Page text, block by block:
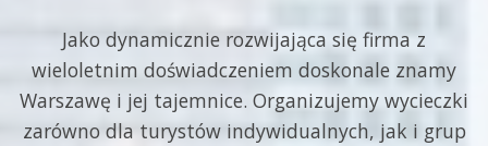
Jako dynamicznie rozwijająca się firma z
wieloletnim doświadczeniem doskonale znamy
Warszawę i jej tajemnice. Organizujemy wycieczki
zarówno dla turystów indywidualnych, jak i grup